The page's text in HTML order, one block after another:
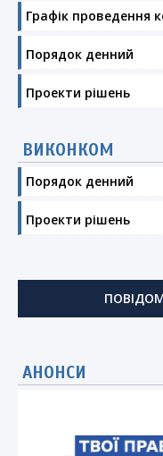
Графік проведення
Порядок денний
Проекти рішень
ВИКОНКОМ
Порядок денний
Проекти рішень
АНОНСИ